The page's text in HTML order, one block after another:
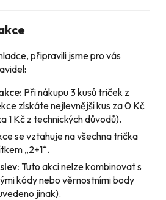
připravili jsme pro vás
Při nákupu 3 kusů triček z
získáte nejlevnější kus za 0 Kč
1 Kč z technických důvodů).
se vztahuje na všechna trička
„2+1“.
Tuto akci nelze kombinovat s
kódy nebo věrnostními body
jinak).